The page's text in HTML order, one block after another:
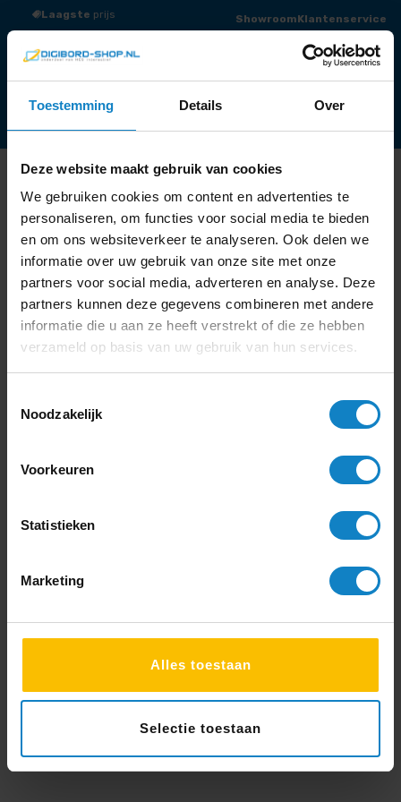
Toestemming Details Over
Deze website maakt gebruik van cookies
We gebruiken cookies om content en advertenties te
personaliseren, om functies voor social media te bieden
en om ons websiteverkeer te analyseren. Ook delen we
informatie over uw gebruik van onze site met onze
partners voor social media, adverteren en analyse. Deze
partners kunnen deze gegevens combineren met andere
informatie die u aan ze heeft verstrekt of die ze hebben
verzameld op basis van uw gebruik van hun services.
Noodzakelijk
Voorkeuren
Statistieken
Marketing
Alles toestaan
Selectie toestaan
Laagste prijs Grootassortiment
ShowroomKlantenservice
Winkelmand Offerte Menu
Werken op Afstand
Polycom
…
Continue Reading